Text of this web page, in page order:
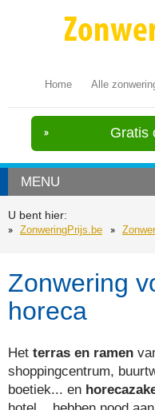
Home Alle
Gratis
MENU
U bent hier:
ZonweringPrijs.be
Zonwering
horeca
Het terras en ramen
shoppingcentrum,
boetiek... en